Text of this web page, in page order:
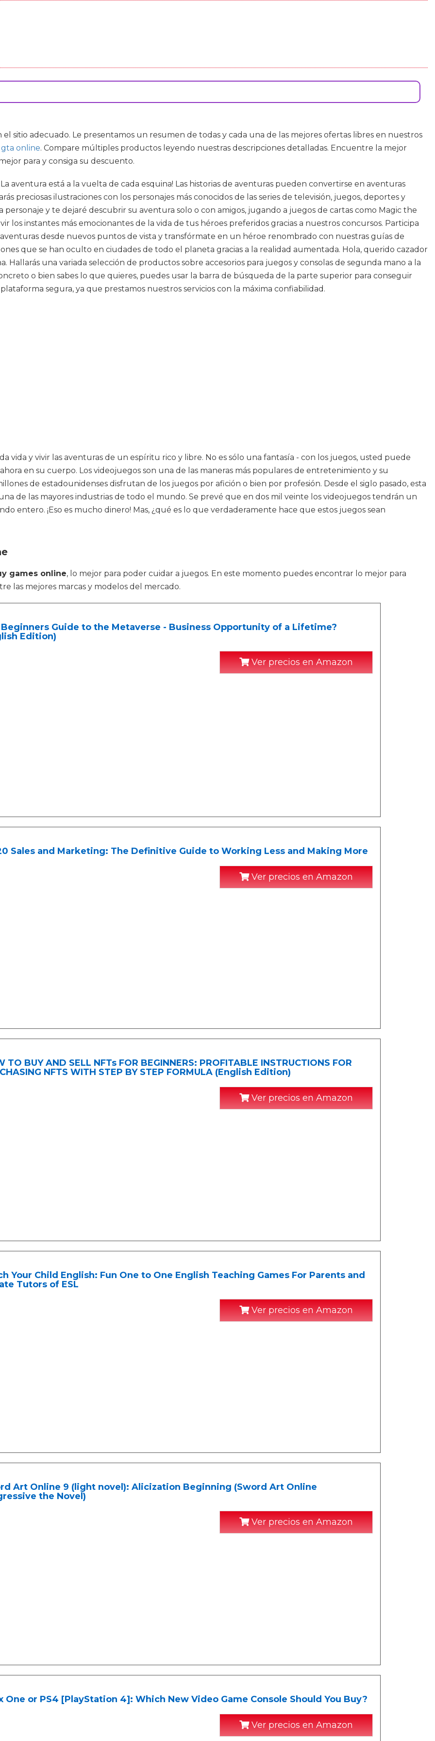
el sitio adecuado. Le presentamos un resumen de todas y cada una de las mejores ofertas libres en nuestros
online. Compare múltiples productos leyendo nuestras descripciones detalladas. Encuentre la mejor
para y consiga su descuento.
aventura está a la vuelta de cada esquina! Las historias de aventuras pueden convertirse en aventuras
preciosas ilustraciones con los personajes más conocidos de las series de televisión, juegos, deportes y
personaje y te dejaré descubrir su aventura solo o con amigos, jugando a juegos de cartas como Magic the
los instantes más emocionantes de la vida de tus héroes preferidos gracias a nuestros concursos. Participa
desde nuevos puntos de vista y transfórmate en un héroe renombrado con nuestras guías de
que se han oculto en ciudades de todo el planeta gracias a la realidad aumentada. Hola, querido cazador
Hallarás una variada selección de productos sobre accesorios para juegos y consolas de segunda mano a la
o bien sabes lo que quieres, puedes usar la barra de búsqueda de la parte superior para conseguir
segura, ya que prestamos nuestros servicios con la máxima confiabilidad.
vida y vivir las aventuras de un espíritu rico y libre. No es sólo una fantasía - con los juegos, usted puede
en su cuerpo. Los videojuegos son una de las maneras más populares de entretenimiento y su
de estadounidenses disfrutan de los juegos por afición o bien por profesión. Desde el siglo pasado, esta
de las mayores industrias de todo el mundo. Se prevé que en dos mil veinte los videojuegos tendrán un
entero. ¡Eso es mucho dinero! Mas, ¿qué es lo que verdaderamente hace que estos juegos sean
games online, lo mejor para poder cuidar a juegos. En este momento puedes encontrar lo mejor para
las mejores marcas y modelos del mercado.
Guide to the Metaverse - Business Opportunity of a Lifetime?
Edition)
Ver precios en Amazon
Sales and Marketing: The Definitive Guide to Working Less and Making More
Ver precios en Amazon
TO BUY AND SELL NFTs FOR BEGINNERS: PROFITABLE INSTRUCTIONS FOR
NFTS WITH STEP BY STEP FORMULA (English Edition)
Ver precios en Amazon
Your Child English: Fun One to One English Teaching Games For Parents and
Tutors of ESL
Ver precios en Amazon
Art Online 9 (light novel): Alicization Beginning (Sword Art Online
the Novel)
Ver precios en Amazon
One or PS4 [PlayStation 4]: Which New Video Game Console Should You Buy?
Ver precios en Amazon